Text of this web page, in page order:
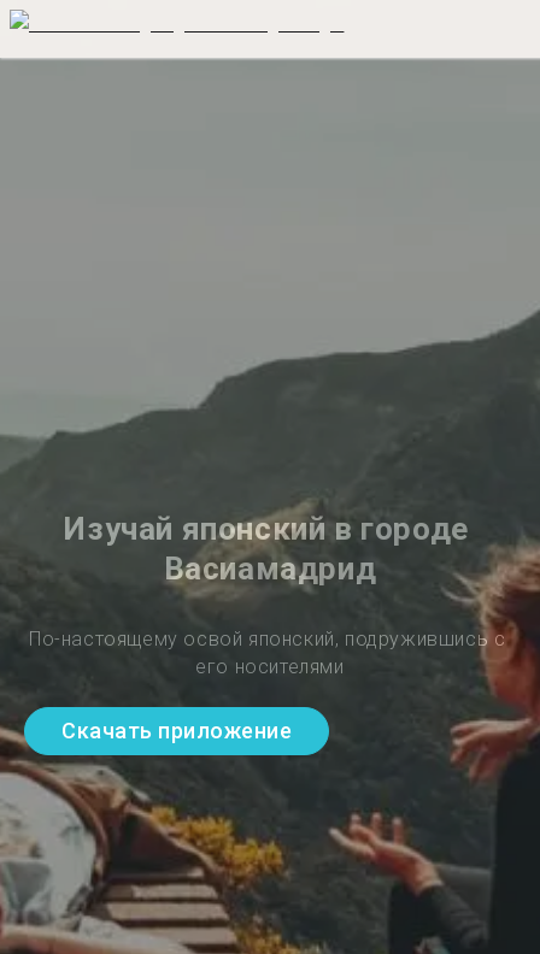
Изучай японский в городе
Васиамадрид
По-настоящему освой японский, подружившись с
его носителями
Скачать приложение